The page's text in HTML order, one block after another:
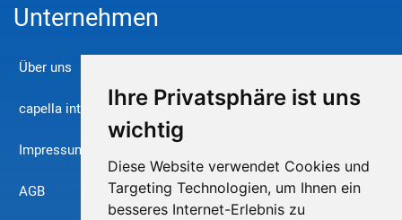
Ihre Privatsphäre ist uns
wichtig
Diese Website verwendet Cookies und
Targeting Technologien, um Ihnen ein
besseres Internet-Erlebnis zu
Unternehmen
Über uns
capella international
Impressum
AGB